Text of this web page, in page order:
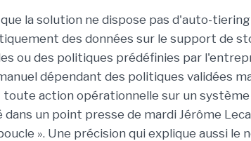
la solution ne dispose pas d'auto-
des données sur le support de
ou des politiques prédéfinies par
dépendant des politiques validées
toute action opérationnelle sur un
dans un point presse de mardi Jérôme
». Une précision qui explique aussi le